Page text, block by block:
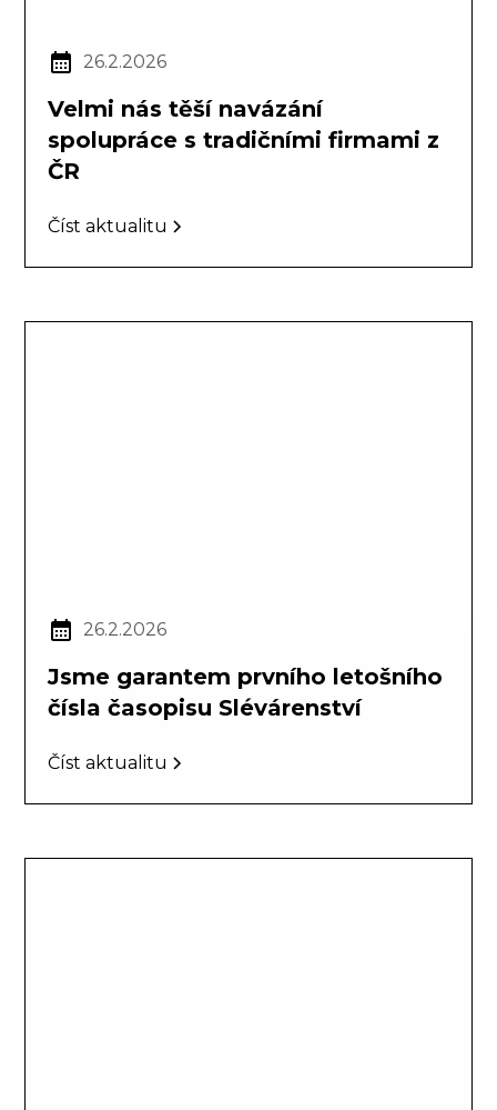
26.2.2026
Velmi nás těší navázání
spolupráce s tradičními firmami z
ČR
Číst aktualitu
26.2.2026
Jsme garantem prvního letošního
čísla časopisu Slévárenství
Číst aktualitu